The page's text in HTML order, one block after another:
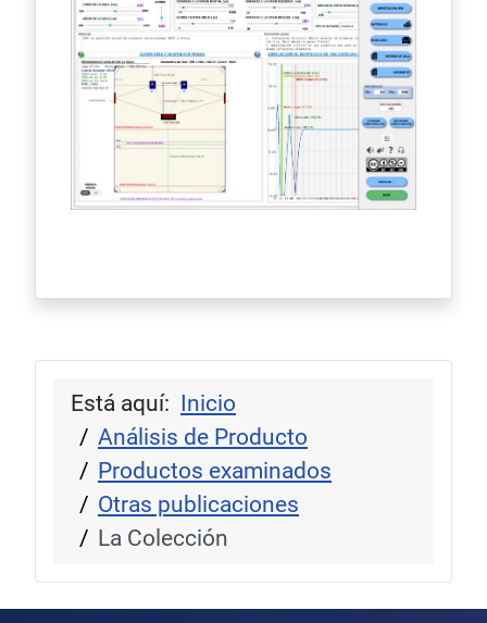
Está aquí: Inicio
Análisis de Producto
Productos examinados
Otras publicaciones
La Colección